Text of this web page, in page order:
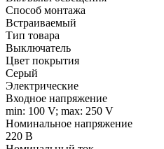
Способ монтажа
Встраиваемый
Тип товара
Выключатель
Цвет покрытия
Серый
Электрические
Входное напряжение
min: 100 V; max: 250 V
Номинальное напряжение
220 В